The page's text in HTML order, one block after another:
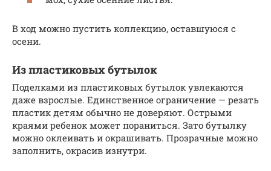
В ход можно пустить коллекцию, оставшуюся с
осени.
Из пластиковых бутылок
Поделками из пластиковых бутылок увлекаются
даже взрослые. Единственное ограничение — резать
пластик детям обычно не доверяют. Острыми
краями ребенок может пораниться. Зато бутылку
можно оклеивать и окрашивать. Прозрачные можно
заполнить, окрасив изнутри.